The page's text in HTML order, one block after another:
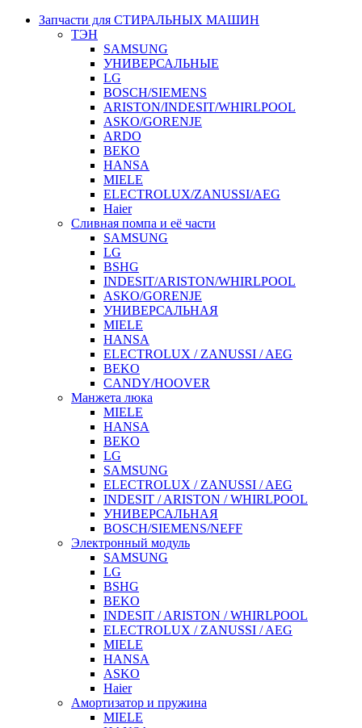
Запчасти для СТИРАЛЬНЫХ МАШИН
ТЭН
SAMSUNG
УНИВЕРСАЛЬНЫЕ
LG
BOSCH/SIEMENS
ARISTON/INDESIT/WHIRLPOOL
ASKO/GORENJE
ARDO
BEKO
HANSA
MIELE
ELECTROLUX/ZANUSSI/AEG
Haier
Сливная помпа и её части
SAMSUNG
LG
BSHG
INDESIT/ARISTON/WHIRLPOOL
ASKO/GORENJE
УНИВЕРСАЛЬНАЯ
MIELE
HANSA
ELECTROLUX / ZANUSSI / AEG
BEKO
CANDY/HOOVER
Манжета люка
MIELE
HANSA
BEKO
LG
SAMSUNG
ELECTROLUX / ZANUSSI / AEG
INDESIT / ARISTON / WHIRLPOOL
УНИВЕРСАЛЬНАЯ
BOSCH/SIEMENS/NEFF
Электронный модуль
SAMSUNG
LG
BSHG
BEKO
INDESIT / ARISTON / WHIRLPOOL
ELECTROLUX / ZANUSSI / AEG
MIELE
HANSA
ASKO
Haier
Амортизатор и пружина
MIELE